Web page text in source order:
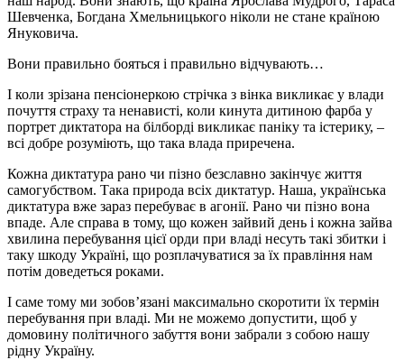
Шевченка, Богдана Хмельницького ніколи не стане країною
Януковича.
Вони правильно бояться і правильно відчувають…
І коли зрізана пенсіонеркою стрічка з вінка викликає у влади
почуття страху та ненависті, коли кинута дитиною фарба у
портрет диктатора на білборді викликає паніку та істерику, –
всі добре розуміють, що така влада приречена.
Кожна диктатура рано чи пізно безславно закінчує життя
самогубством. Така природа всіх диктатур. Наша, українська
диктатура вже зараз перебуває в агонії. Рано чи пізно вона
впаде. Але справа в тому, що кожен зайвий день і кожна зайва
хвилина перебування цієї орди при владі несуть такі збитки і
таку шкоду Україні, що розплачуватися за їх правління нам
потім доведеться роками.
І саме тому ми зобов’язані максимально скоротити їх термін
перебування при владі. Ми не можемо допустити, щоб у
домовину політичного забуття вони забрали з собою нашу
рідну Україну.